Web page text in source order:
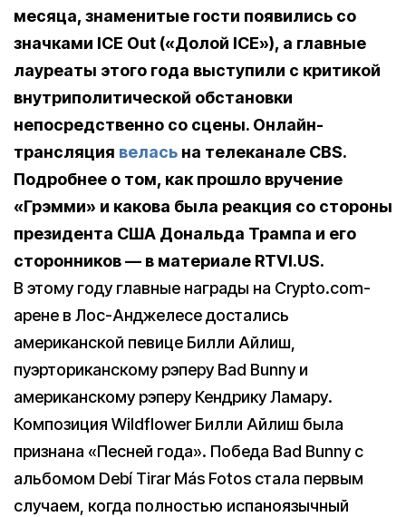
месяца, знаменитые гости появились со
значками ICE Out («Долой ICE»), а главные
лауреаты этого года выступили с критикой
внутриполитической обстановки
непосредственно со сцены. Онлайн-
трансляция велась на телеканале CBS.
Подробнее о том, как прошло вручение
«Грэмми» и какова была реакция со стороны
президента США Дональда Трампа и его
сторонников — в материале RTVI.US.
В этому году главные награды на Crypto.com-
арене в Лос-Анджелесе достались
американской певице Билли Айлиш,
пуэрториканскому рэперу Bad Bunny и
американскому рэперу Кендрику Ламару.
Композиция Wildflower Билли Айлиш была
признана «Песней года». Победа Bad Bunny с
альбомом Debí Tirar Más Fotos стала первым
случаем, когда полностью испаноязычный